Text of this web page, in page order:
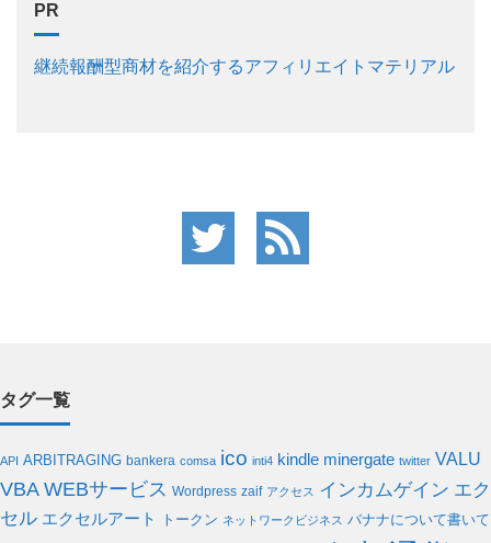
PR
継続報酬型商材を紹介するアフィリエイトマテリアル
タグ一覧
API ARBITRAGING bankera comsa ico inti4 kindle minergate twitter VALU
VBA WEBサービス Wordpress zaif アクセス インカムゲイン エク
セル エクセルアート トークン ネットワークビジネス バナナについて書いて